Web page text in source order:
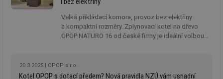
Velká přikládací komora, provoz bez elektřiny
a kompaktní rozměry. Zplynovací kotel na dřevo
OPOP NATURO 16 od české firmy je ideální volbou
20.3.2025 OPOP s.r.o.
Kotel OPOP s dotací předem? Nová pravidla NZÚ vám usnadní